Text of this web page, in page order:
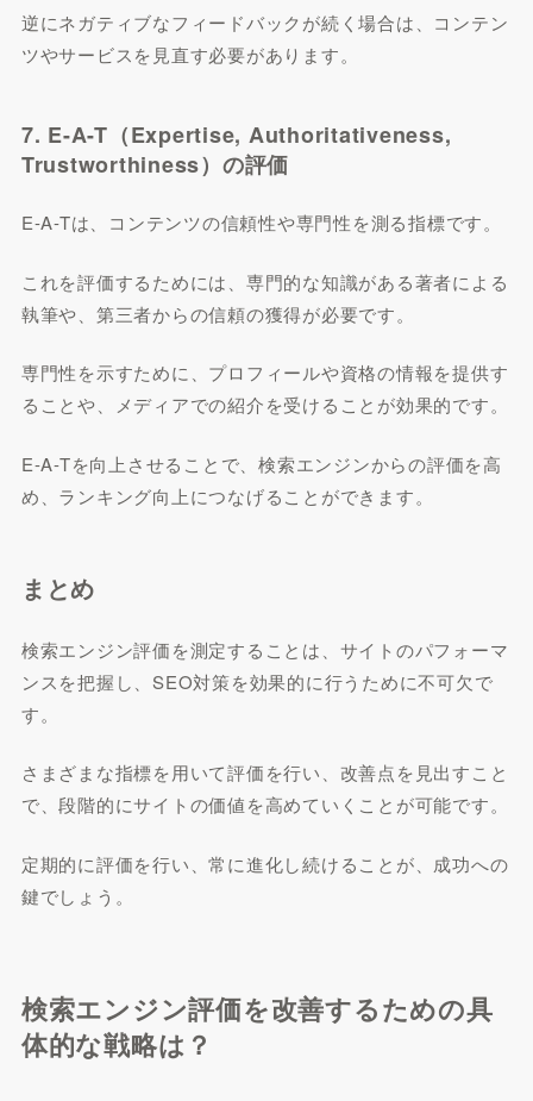
逆にネガティブなフィードバックが続く場合は、コンテン
ツやサービスを見直す必要があります。
7. E-A-T（Expertise, Authoritativeness,
Trustworthiness）の評価
E-A-Tは、コンテンツの信頼性や専門性を測る指標です。
これを評価するためには、専門的な知識がある著者による
執筆や、第三者からの信頼の獲得が必要です。
専門性を示すために、プロフィールや資格の情報を提供す
ることや、メディアでの紹介を受けることが効果的です。
E-A-Tを向上させることで、検索エンジンからの評価を高
め、ランキング向上につなげることができます。
まとめ
検索エンジン評価を測定することは、サイトのパフォーマ
ンスを把握し、SEO対策を効果的に行うために不可欠で
す。
さまざまな指標を用いて評価を行い、改善点を見出すこと
で、段階的にサイトの価値を高めていくことが可能です。
定期的に評価を行い、常に進化し続けることが、成功への
鍵でしょう。
検索エンジン評価を改善するための具
体的な戦略は？